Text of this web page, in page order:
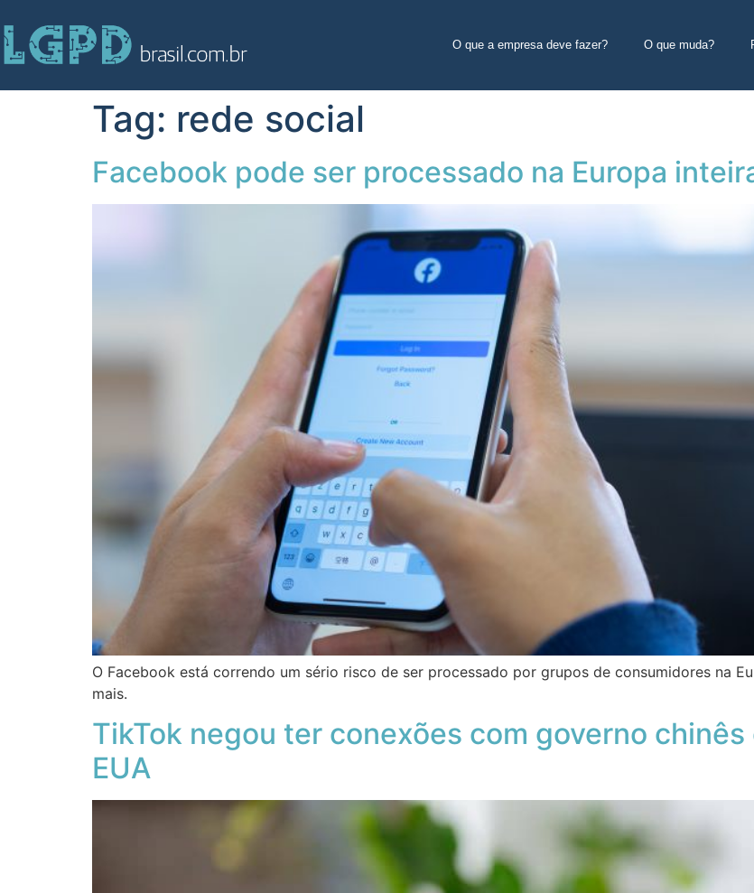
O que a empresa deve fazer? O que muda?
Tag: rede social
Facebook pode ser processado na Europa
O Facebook está correndo um sério risco de ser processado por grupos de consumidores na
mais.
TikTok negou ter conexões com governo
EUA